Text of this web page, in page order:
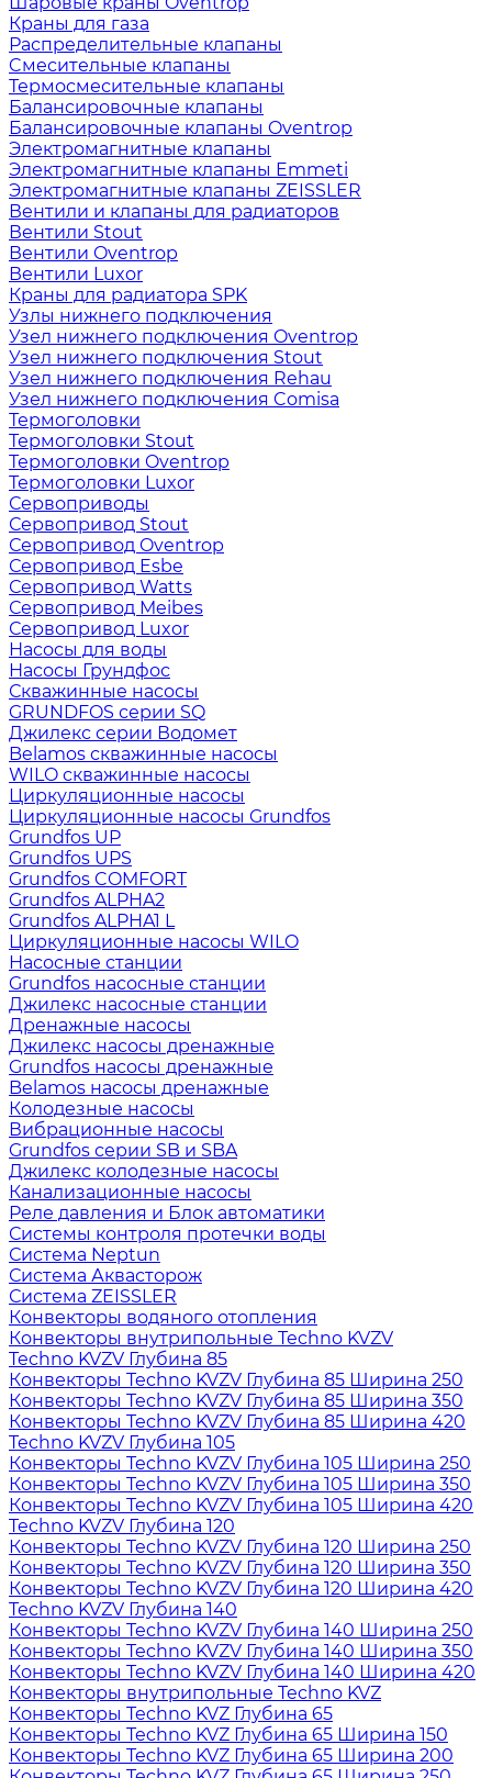
Краны для газа
Распределительные клапаны
Cмесительные клапаны
Термосмесительные клапаны
Балансировочные клапаны
Балансировочные клапаны Oventrop
Электромагнитные клапаны
Электромагнитные клапаны Emmeti
Электромагнитные клапаны ZEISSLER
Вентили и клапаны для радиаторов
Вентили Stout
Вентили Oventrop
Вентили Luxor
Краны для радиатора SPK
Узлы нижнего подключения
Узел нижнего подключения Oventrop
Узел нижнего подключения Stout
Узел нижнего подключения Rehau
Узел нижнего подключения Comisa
Термоголовки
Термоголовки Stout
Термоголовки Oventrop
Термоголовки Luxor
Сервоприводы
Сервопривод Stout
Сервопривод Oventrop
Сервопривод Esbe
Сервопривод Watts
Сервопривод Meibes
Сервопривод Luxor
Насосы для воды
Насосы Грундфос
Скважинные насосы
GRUNDFOS серии SQ
Джилекс серии Водомет
Belamos скважинные насосы
WILO скважинные насосы
Циркуляционные насосы
Циркуляционные насосы Grundfos
Grundfos UP
Grundfos UPS
Grundfos COMFORT
Grundfos ALPHA2
Grundfos ALPHA1 L
Циркуляционные насосы WILO
Насосные станции
Grundfos насосные станции
Джилекс насосные станции
Дренажные насосы
Джилекс насосы дренажные
Grundfos насосы дренажные
Belamos насосы дренажные
Колодезные насосы
Вибрационные насосы
Grundfos серии SB и SBA
Джилекс колодезные насосы
Канализационные насосы
Реле давления и Блок автоматики
Системы контроля протечки воды
Система Neptun
Система Аквасторож
Система ZEISSLER
Конвекторы водяного отопления
Конвекторы внутрипольные Techno KVZV
Techno KVZV Глубина 85
Конвекторы Techno KVZV Глубина 85 Ширина 250
Конвекторы Techno KVZV Глубина 85 Ширина 350
Конвекторы Techno KVZV Глубина 85 Ширина 420
Techno KVZV Глубина 105
Конвекторы Techno KVZV Глубина 105 Ширина 250
Конвекторы Techno KVZV Глубина 105 Ширина 350
Конвекторы Techno KVZV Глубина 105 Ширина 420
Techno KVZV Глубина 120
Конвекторы Techno KVZV Глубина 120 Ширина 250
Конвекторы Techno KVZV Глубина 120 Ширина 350
Конвекторы Techno KVZV Глубина 120 Ширина 420
Techno KVZV Глубина 140
Конвекторы Techno KVZV Глубина 140 Ширина 250
Конвекторы Techno KVZV Глубина 140 Ширина 350
Конвекторы Techno KVZV Глубина 140 Ширина 420
Конвекторы внутрипольные Techno KVZ
Конвекторы Techno KVZ Глубина 65
Конвекторы Techno KVZ Глубина 65 Ширина 150
Конвекторы Techno KVZ Глубина 65 Ширина 200